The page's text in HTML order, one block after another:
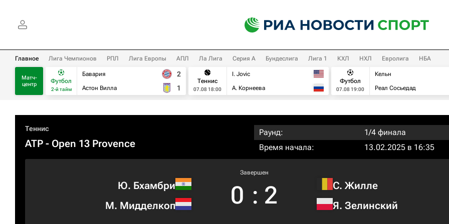
Главное Лига Чемпионов РПЛ Лига Европы АПЛ Ла Лига Серия А Бундеслига Лига 1 КХЛ НХЛ Евролига НБА
Матч-
центр
Футбол
2-й тайм
Бавария
Астон Вилла
2
1
Теннис
07.08 18:00
I. Jovic
А. Корнеева
Футбол
07.08 19:00
Кельн
Реал Сосьедад
Теннис
ATP - Open 13 Provence
Раунд:
1/4 финала
Время начала:
13.02.2025 в 16:35
Ю. Бхамбри
М. Мидделкоп
Завершен
0 : 2
С. Жилле
Я. Зелинский